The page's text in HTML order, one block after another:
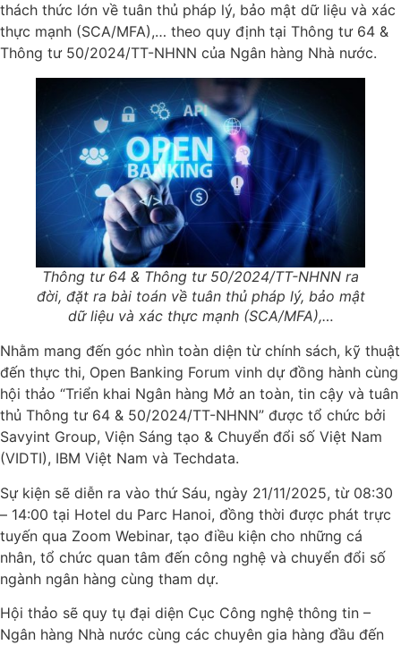
thách thức lớn về tuân thủ pháp lý, bảo mật dữ liệu và xác
thực mạnh (SCA/MFA),… theo quy định tại Thông tư 64 &
Thông tư 50/2024/TT-NHNN của Ngân hàng Nhà nước.
Thông tư 64 & Thông tư 50/2024/TT-NHNN ra
đời, đặt ra bài toán về tuân thủ pháp lý, bảo mật
dữ liệu và xác thực mạnh (SCA/MFA),…
Nhằm mang đến góc nhìn toàn diện từ chính sách, kỹ thuật
đến thực thi, Open Banking Forum vinh dự đồng hành cùng
hội thảo “Triển khai Ngân hàng Mở an toàn, tin cậy và tuân
thủ Thông tư 64 & 50/2024/TT-NHNN” được tổ chức bởi
Savyint Group, Viện Sáng tạo & Chuyển đổi số Việt Nam
(VIDTI), IBM Việt Nam và Techdata.
Sự kiện sẽ diễn ra vào thứ Sáu, ngày 21/11/2025, từ 08:30
– 14:00 tại Hotel du Parc Hanoi, đồng thời được phát trực
tuyến qua Zoom Webinar, tạo điều kiện cho những cá
nhân, tổ chức quan tâm đến công nghệ và chuyển đổi số
ngành ngân hàng cùng tham dự.
Hội thảo sẽ quy tụ đại diện Cục Công nghệ thông tin –
Ngân hàng Nhà nước cùng các chuyên gia hàng đầu đến